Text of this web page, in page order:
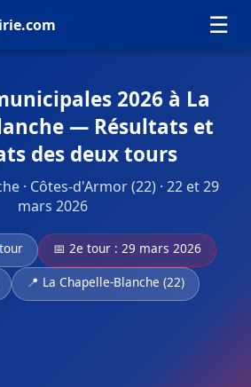
☰
2026 à La
— Résultats et
des deux tours
· Côtes-d'Armor (22) · 22 et 29
mars 2026
📅 2e tour : 29 mars 2026
📍 La Chapelle-Blanche (22)